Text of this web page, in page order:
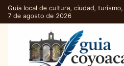
Guía local de cultura, ciudad,
7 de agosto de 2026